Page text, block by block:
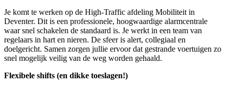
Je komt te werken op de High-Traffic afdeling Mobiliteit in
Deventer. Dit is een professionele, hoogwaardige alarmcentrale
waar snel schakelen de standaard is. Je werkt in een team van
regelaars in hart en nieren. De sfeer is alert, collegiaal en
doelgericht. Samen zorgen jullie ervoor dat gestrande voertuigen zo
snel mogelijk veilig van de weg worden gehaald.
Flexibele shifts (en dikke toeslagen!)